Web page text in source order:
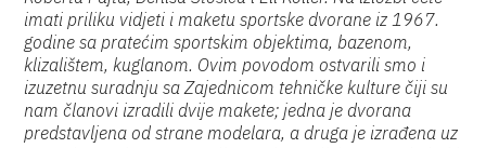
imati priliku vidjeti i maketu sportske dvorane iz 1967.
godine sa pratećim sportskim objektima, bazenom,
klizalištem, kuglanom. Ovim povodom ostvarili smo i
izuzetnu suradnju sa Zajednicom tehničke kulture čiji su
nam članovi izradili dvije makete; jedna je dvorana
predstavljena od strane modelara, a druga je izrađena uz